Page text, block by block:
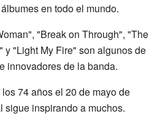
en todo el mundo.
"Break on Through", "The
y "Light My Fire" son algunos de
innovadores de la banda.
74 años el 20 de mayo de
sigue inspirando a muchos.